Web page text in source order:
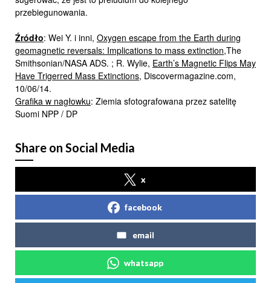
przebiegunowania.
Źródło: Wei Y. i inni, Oxygen escape from the Earth during
geomagnetic reversals: Implications to mass extinction,The
Smithsonian/NASA ADS. ; R. Wylie, Earth’s Magnetic Flips May
Have Trigerred Mass Extinctions, Discovermagazine.com,
10/06/14.
Grafika w nagłowku: Ziemia sfotografowana przez satelitę
Suomi NPP / DP
Share on Social Media
x
facebook
email
whatsapp